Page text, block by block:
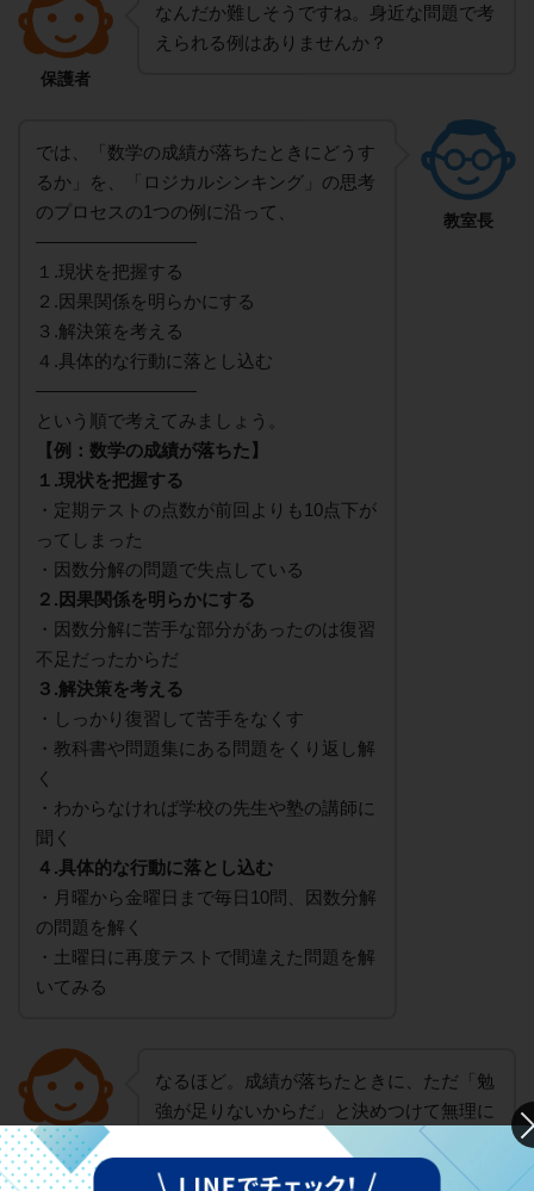
保護者
なんだか難しそうですね。身近な問題で考
えられる例はありませんか？
教室長
では、「数学の成績が落ちたときにどうす
るか」を、「ロジカルシンキング」の思考
のプロセスの1つの例に沿って、
—————————
１.現状を把握する
２.因果関係を明らかにする
３.解決策を考える
４.具体的な行動に落とし込む
—————————
という順で考えてみましょう。
【例：数学の成績が落ちた】
１.現状を把握する
・定期テストの点数が前回よりも10点下が
ってしまった
・因数分解の問題で失点している
２.因果関係を明らかにする
・因数分解に苦手な部分があったのは復習
不足だったからだ
３.解決策を考える
・しっかり復習して苦手をなくす
・教科書や問題集にある問題をくり返し解
く
・わからなければ学校の先生や塾の講師に
聞く
４.具体的な行動に落とし込む
・月曜から金曜日まで毎日10問、因数分解
の問題を解く
・土曜日に再度テストで間違えた問題を解
いてみる
保護者
なるほど。成績が落ちたときに、ただ「勉
強が足りないからだ」と決めつけて無理に
勉強時間を増やすよりも、「ロジカルシン
キング」のように順序立てて考えたほう